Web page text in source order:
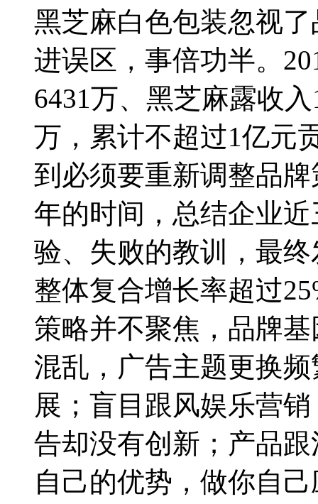
黑芝麻白色包装忽视
进误区，事倍功半。
6431万、黑芝麻露收
万，累计不超过1亿元
到必须要重新调整品
年的时间，总结企业
验、失败的教训，最
整体复合增长率超过
策略并不聚焦，品牌
混乱，广告主题更换
展；盲目跟风娱乐营
告却没有创新；产品
自己的优势，做你自